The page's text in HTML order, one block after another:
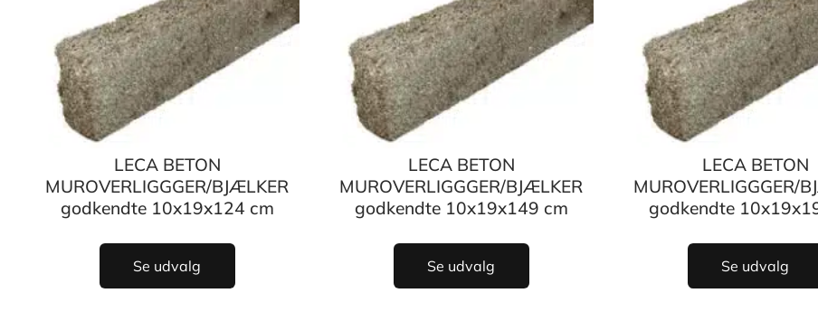
LECA BETON
MUROVERLIGGGER/BJÆLKER
godkendte 10x19x124 cm
Se udvalg
LECA BETON
MUROVERLIGGGER/BJÆLKER
godkendte 10x19x149 cm
Se udvalg
LECA BETON
MUROVERLIGGGER/
godkendte
Se udvalg